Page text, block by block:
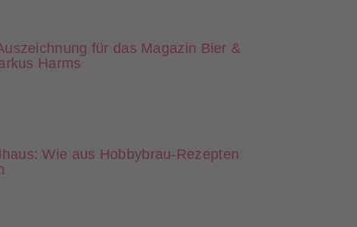
für das Magazin Bier &
Harms
Wie aus Hobbybrau-Rezepten